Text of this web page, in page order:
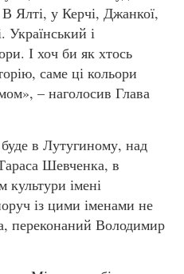
Ялті, у Керчі, Джанкої,
і
І хоч би як хтось
саме ці кольори
– наголосив Глава
в Лутугиному, над
Шевченка, в
імені
із цими іменами не
переконаний Володимир